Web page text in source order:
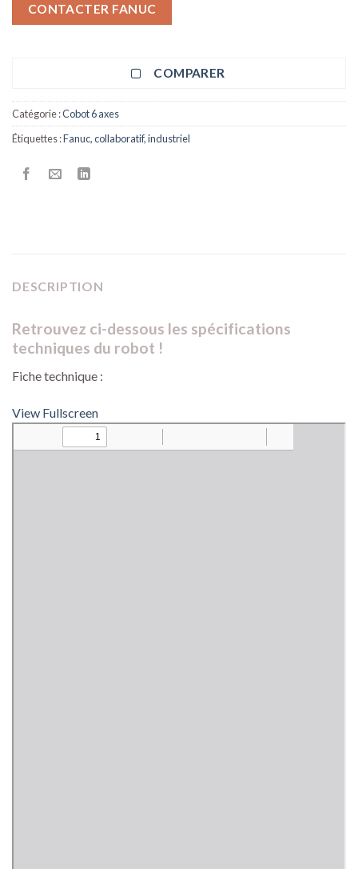
CONTACTER FANUC
COMPARER
Catégorie :Cobot 6 axes
Étiquettes :Fanuc,collaboratif,industriel
DESCRIPTION
Retrouvez ci-dessous les spécifications
techniques du robot !
Fiche technique :
View Fullscreen